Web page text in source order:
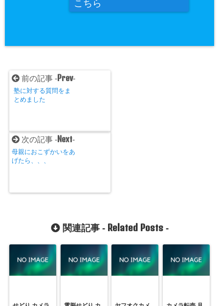
こちら
前の記事 - Prev-
塾に対する質問をま
とめました
次の記事 - Next-
母親におこずかいをあ
げたら、、、
関連記事 - Related Posts-